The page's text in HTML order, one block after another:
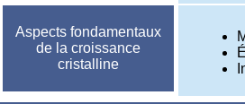
Aspects fondamentaux
de la croissance
cristalline